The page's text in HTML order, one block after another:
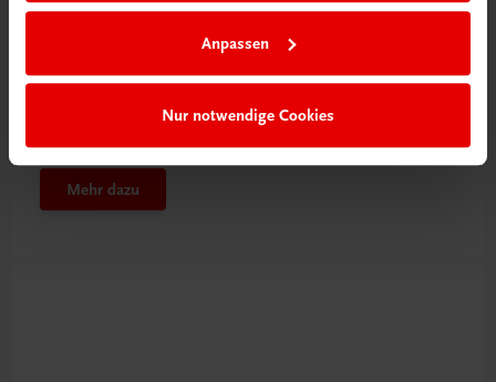
Anpassen
Nur notwendige Cookies
Ratgeber Schulpraxis
Mehr dazu